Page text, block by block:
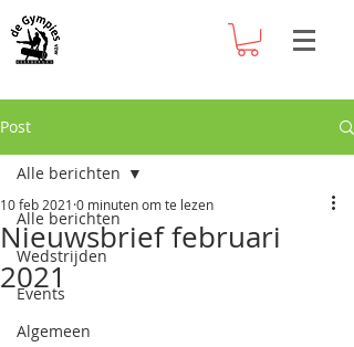
Post
Alle berichten
Wedstrijden
Events
Algemeen
Alle berichten
Nieuwsbrief februari
2021
10 feb 2021 0 minuten om te lezen